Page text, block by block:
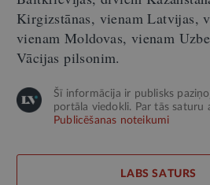
Kirgizstānas, vienam Latvijas,
vienam Moldovas, vienam
Vācijas pilsonim.
Šī informācija ir publisks
portāla viedokli. Par tās saturu
Publicēšanas noteikumi
LABS SATURS